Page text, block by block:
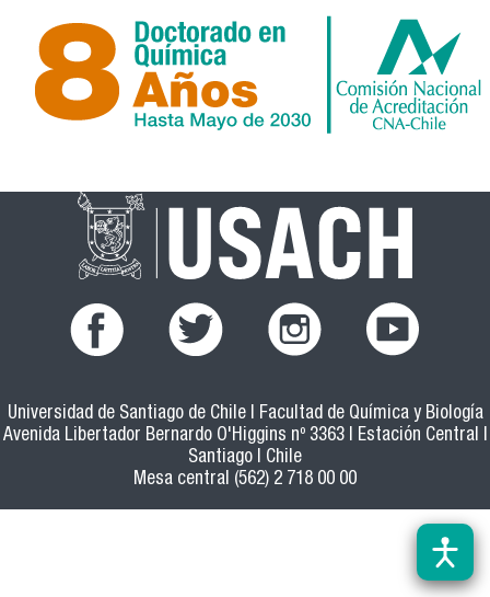
Universidad de Santiago de Chile | Facultad de Química y Biología
Avenida Libertador Bernardo O'Higgins nº 3363 | Estación Central |
Santiago | Chile
Mesa central (562) 2 718 00 00